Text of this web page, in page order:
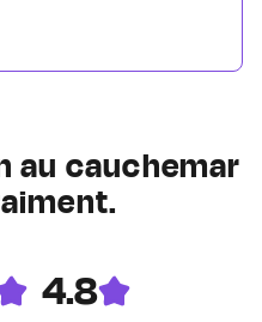
au cauchemar
4.8